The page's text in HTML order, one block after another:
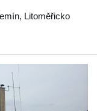
, Litoměřicko